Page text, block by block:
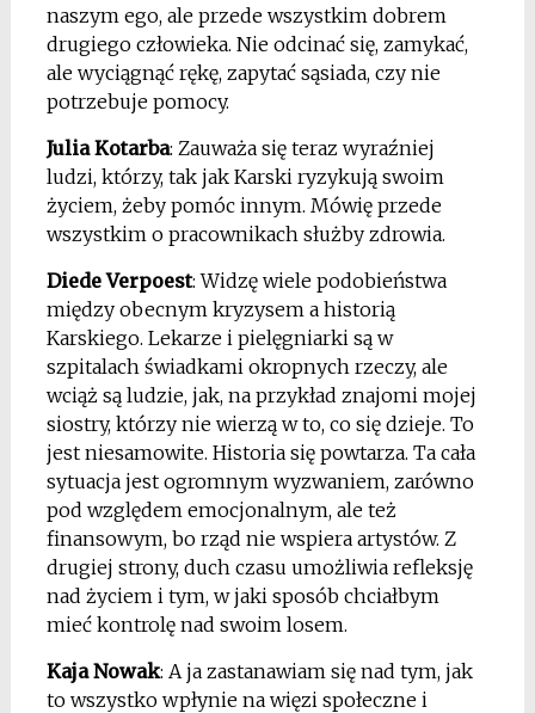
naszym ego, ale przede wszystkim dobrem
drugiego człowieka. Nie odcinać się, zamykać,
ale wyciągnąć rękę, zapytać sąsiada, czy nie
potrzebuje pomocy.
Julia Kotarba: Zauważa się teraz wyraźniej
ludzi, którzy, tak jak Karski ryzykują swoim
życiem, żeby pomóc innym. Mówię przede
wszystkim o pracownikach służby zdrowia.
Diede Verpoest: Widzę wiele podobieństwa
między obecnym kryzysem a historią
Karskiego. Lekarze i pielęgniarki są w
szpitalach świadkami okropnych rzeczy, ale
wciąż są ludzie, jak, na przykład znajomi mojej
siostry, którzy nie wierzą w to, co się dzieje. To
jest niesamowite. Historia się powtarza. Ta cała
sytuacja jest ogromnym wyzwaniem, zarówno
pod względem emocjonalnym, ale też
finansowym, bo rząd nie wspiera artystów. Z
drugiej strony, duch czasu umożliwia refleksję
nad życiem i tym, w jaki sposób chciałbym
mieć kontrolę nad swoim losem.
Kaja Nowak: A ja zastanawiam się nad tym, jak
to wszystko wpłynie na więzi społeczne i